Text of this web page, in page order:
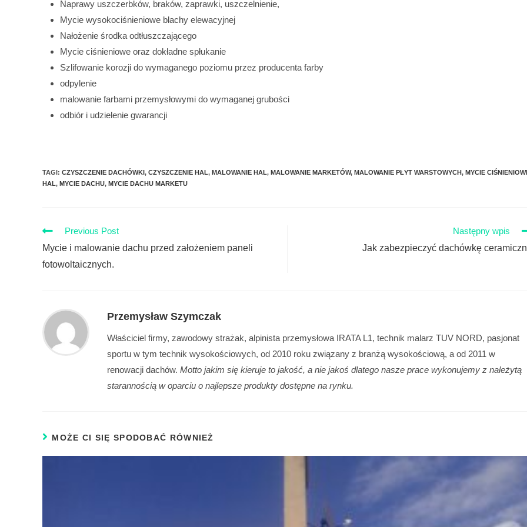
Naprawy uszczerbków, braków, zaprawki, uszczelnienie,
Mycie wysokociśnieniowe blachy elewacyjnej
Nałożenie środka odtłuszczającego
Mycie ciśnieniowe oraz dokładne spłukanie
Szlifowanie korozji do wymaganego poziomu przez producenta farby
odpylenie
malowanie farbami przemysłowymi do wymaganej grubości
odbiór i udzielenie gwarancji
TAGI: CZYSZCZENIE DACHÓWKI, CZYSZCZENIE HAL, MALOWANIE HAL, MALOWANIE MARKETÓW, MALOWANIE PŁYT WARSTOWYCH, MYCIE
HAL, MYCIE DACHU, MYCIE DACHU MARKETU
Previous Post
Mycie i malowanie dachu przed założeniem paneli
fotowoltaicznych.
Następny wpis
Jak zabezpieczyć dachówkę
Przemysław Szymczak
Właściciel firmy, zawodowy strażak, alpinista przemysłowa IRATA L1, technik malarz TUV NORD, pasjonat
sportu w tym technik wysokościowych, od 2010 roku związany z branżą wysokościową, a od 2011 w
renowacji dachów. Motto jakim się kieruje to jakość, a nie jakoś dlatego nasze prace wykonujemy z należytą
starannością w oparciu o najlepsze produkty dostępne na rynku.
MOŻE CI SIĘ SPODOBAĆ RÓWNIEŻ